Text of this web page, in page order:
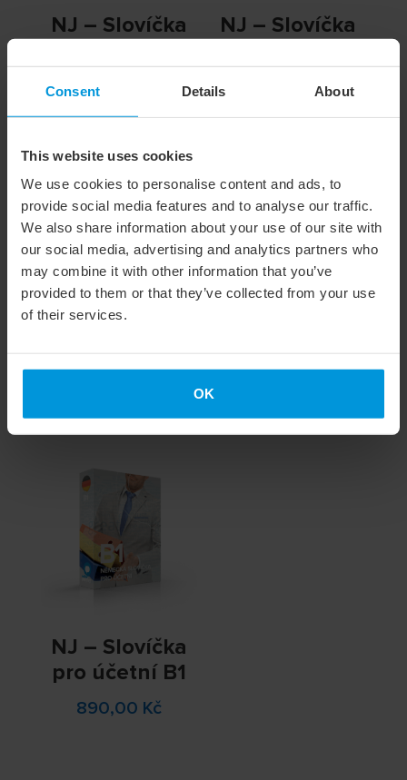
Consent Details About
This website uses cookies
We use cookies to personalise content and ads, to
provide social media features and to analyse our traffic.
We also share information about your use of our site with
our social media, advertising and analytics partners who
may combine it with other information that you’ve
provided to them or that they’ve collected from your use
of their services.
OK
NJ – Slovíčka
personalisty B1
890,00Kč
NJ – Slovíčka
Kč
pro IT B1
pro finance B1
NJ – Slovíčka
pro účetní B1
890,00 Kč